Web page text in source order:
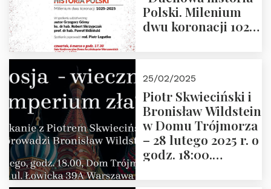
Polski. Milenium
dwu koronacji 1025-
2025 r. godz. 17:30,
DAW ul. Miodowa
17/19
25/02/2025
Piotr Skwieciński i
Bronisław Wildstein
w Domu Trójmorza
– 28 lutego 2025 r. o
godz. 18:00.